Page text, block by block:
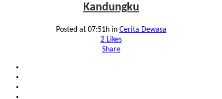
Kandungku
Posted at 07:51hin Cerita Dewasa
2Likes
Share